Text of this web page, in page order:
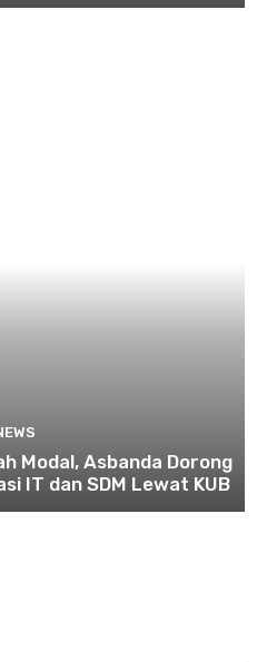
Modal, Asbanda Dorong
IT dan SDM Lewat KUB